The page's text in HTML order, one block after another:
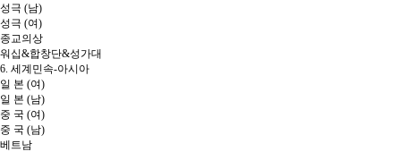
성극 (남)
성극 (여)
종교의상
워십&합창단&성가대
6. 세계민속-아시아
일 본 (여)
일 본 (남)
중 국 (여)
중 국 (남)
베트남